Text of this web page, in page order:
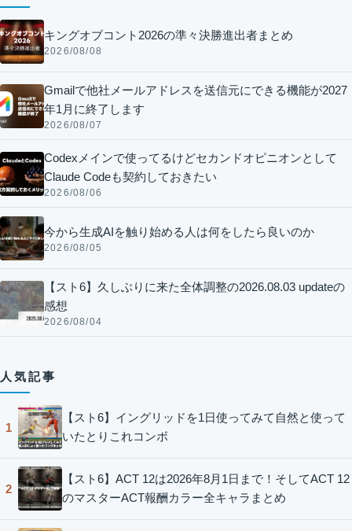
キングオブコント2026の準々決勝進出者まとめ
2026/08/08
Gmailで他社メールアドレスを送信元にできる機能が2027
年1月に終了します
2026/08/07
Codexメインで使ってるけどセカンドオピニオンとして
Claude Codeも契約しておきたい
2026/08/06
今から生成AIを触り始める人は何をしたら良いのか
2026/08/05
【スト6】久しぶりに来た全体調整の2026.08.03 updateの
感想
2026/08/04
人気記事
1
【スト6】イングリッドを1日使ってみて自然と使って
いたとりこれコンボ
2
【スト6】ACT 12は2026年8月1日まで！そしてACT 12
のマスターACT報酬カラー全キャラまとめ